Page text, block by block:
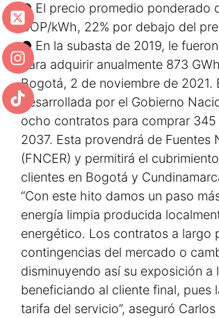
● El precio promedio ponderado
COP/kWh, 22% por debajo del
● En la subasta de 2019, le
para adquirir anualmente 873
Bogotá, 2 de noviembre de 2021.
desarrollada por el Gobierno
ocho contratos para comprar
2037. Esta provendrá de Fuentes
(FNCER) y permitirá el
clientes en Bogotá y
“Con este hito damos un paso
energía limpia producida
energético. Los contratos a largo
contingencias del mercado o
disminuyendo así su exposición
beneficiando al cliente final, pues
tarifa del servicio”, aseguró